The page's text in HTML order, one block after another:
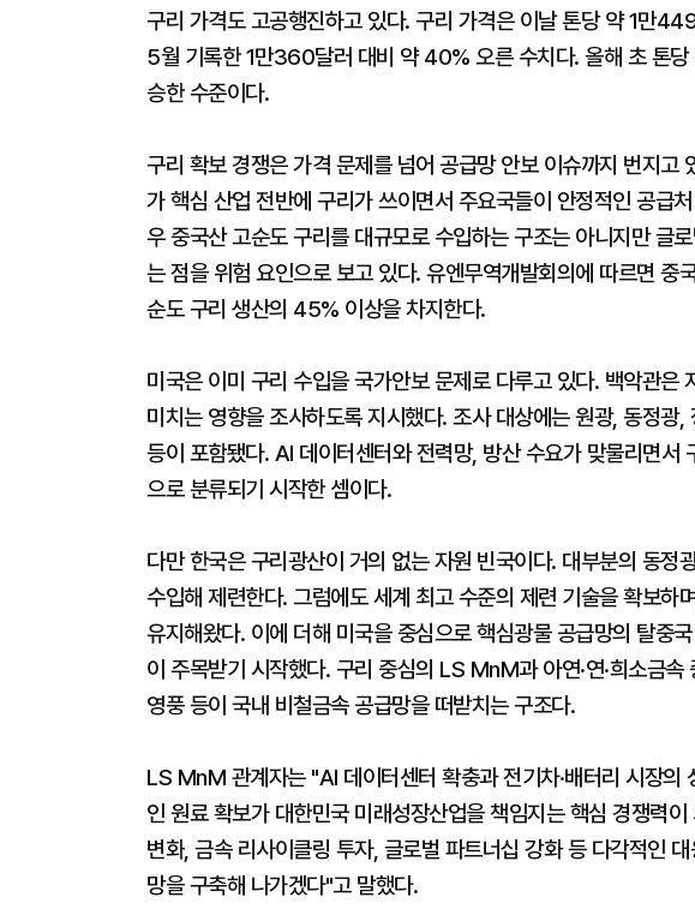
구리 가격도 고공행진하고 있다. 구리 가격은 이날 톤당 약 1만
5월 기록한 1만360달러 대비 약 40% 오른 수치다. 올해 초 톤
승한 수준이다.
구리 확보 경쟁은 가격 문제를 넘어 공급망 안보 이슈까지 번지고
가 핵심 산업 전반에 구리가 쓰이면서 주요국들이 안정적인 공급
우 중국산 고순도 구리를 대규모로 수입하는 구조는 아니지만 글
는 점을 위험 요인으로 보고 있다. 유엔무역개발회의에 따르면
순도 구리 생산의 45% 이상을 차지한다.
미국은 이미 구리 수입을 국가안보 문제로 다루고 있다. 백악관은
미치는 영향을 조사하도록 지시했다. 조사 대상에는 원광, 동정광
등이 포함됐다. AI 데이터센터와 전력망, 방산 수요가 맞물리면서
으로 분류되기 시작한 셈이다.
다만 한국은 구리광산이 거의 없는 자원 빈국이다. 대부분의 동정
수입해 제련한다. 그럼에도 세계 최고 수준의 제련 기술을 확보하
유지해왔다. 이에 더해 미국을 중심으로 핵심광물 공급망의 탈중
이 주목받기 시작했다. 구리 중심의 LS MnM과 아연·연·희소금
영풍 등이 국내 비철금속 공급망을 떠받치는 구조다.
LS MnM 관계자는 "AI 데이터센터 확충과 전기차·배터리 시장의
인 원료 확보가 대한민국 미래성장산업을 책임지는 핵심 경쟁력
변화, 금속 리사이클링 투자, 글로벌 파트너십 강화 등 다각적인
망을 구축해 나가겠다"고 말했다.